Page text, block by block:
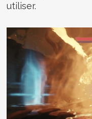
utiliser.